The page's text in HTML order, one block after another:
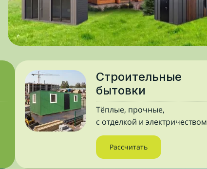
Строительные
бытовки
Тёплые, прочные,
с отделкой и электричеством
Рассчитать